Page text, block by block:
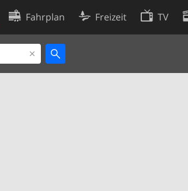
Fahrplan Freizeit TV
Cookie-Richtlinie
Cookie-Einstellungen